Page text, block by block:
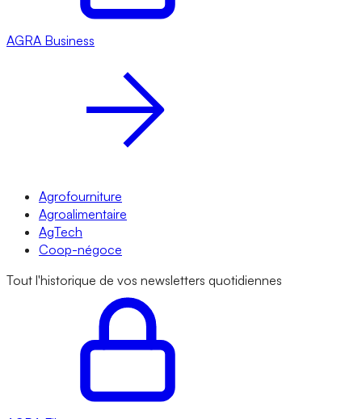
AGRA Business
Agrofourniture
Agroalimentaire
AgTech
Coop-négoce
Tout l'historique de vos newsletters quotidiennes